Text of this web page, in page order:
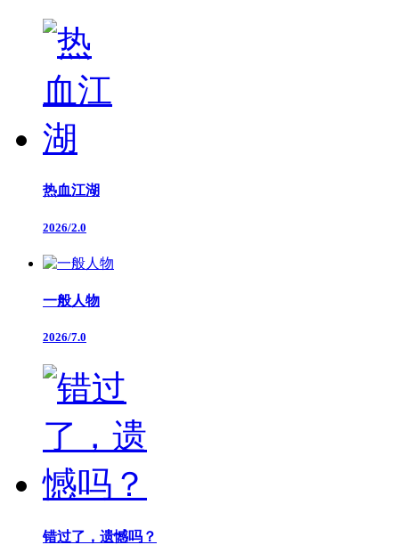
热血江湖
2026/2.0
一般人物
2026/7.0
错过了，遗憾吗？